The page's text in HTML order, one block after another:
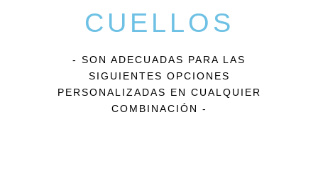
CUELLOS
- SON ADECUADAS PARA LAS
SIGUIENTES OPCIONES
PERSONALIZADAS EN CUALQUIER
COMBINACIÓN -